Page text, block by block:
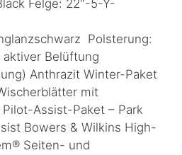
Felge: 22"-5-Y-
Polsterung:
Belüftung
Anthrazit Winter-Paket
mit
Assist-Paket – Park
Bowers & Wilkins High-
Seiten- und